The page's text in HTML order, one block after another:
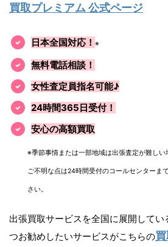
買取プレミアム 公式ページ
日本全国対応！ ※
無料電話相談！
女性査定員指名可能♪
24時間365日受付！
安心の高額買取
※季節事情または一部地域は出張査定が難しい
ご不明な点は24時間受付のコールセンターま
さい。
出張買取サービスを全国に展開して
つお勧めしたいサービスがこちらの